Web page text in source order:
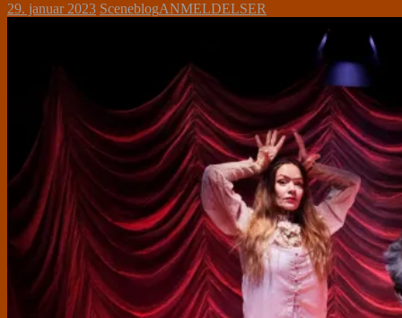
29. januar 2023 SceneblogANMELDELSER